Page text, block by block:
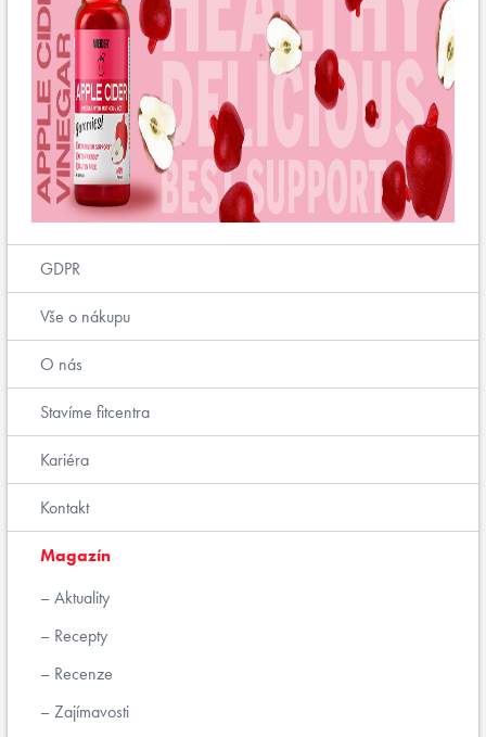
GDPR
Vše o nákupu
O nás
Stavíme fitcentra
Kariéra
Kontakt
Magazín
Aktuality
Recepty
Recenze
Zajímavosti